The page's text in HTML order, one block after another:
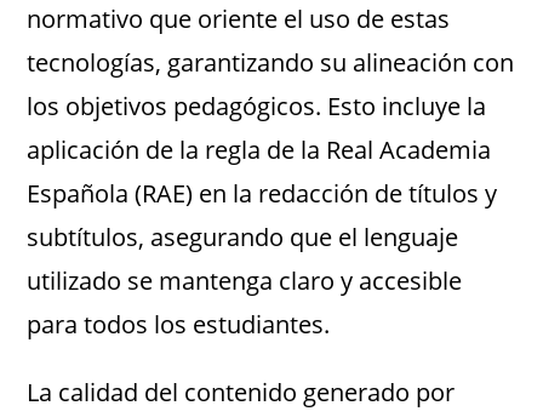
normativo que oriente el uso de estas
tecnologías, garantizando su alineación con
los objetivos pedagógicos. Esto incluye la
aplicación de la regla de la Real Academia
Española (RAE) en la redacción de títulos y
subtítulos, asegurando que el lenguaje
utilizado se mantenga claro y accesible
para todos los estudiantes.
La calidad del contenido generado por